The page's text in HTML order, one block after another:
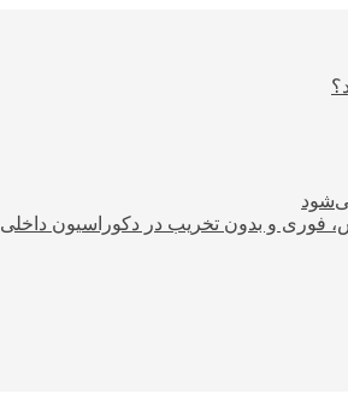
فوری و بدون تخریب در دکوراسیون داخلی